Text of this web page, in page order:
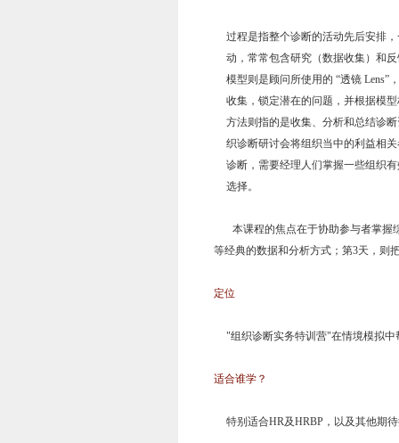
过程是指整个诊断的活动先后安排
动，常常包含研究（数据收集）和
模型则是顾问所使用的 “透镜
收集，锁定潜在的问题，并根据模
方法则指的是收集、分析和总结诊
织诊断研讨会将组织当中的利益相
诊断，需要经理人们掌握一些组织
选择。
本课程的焦点在于协助参与者掌握
等经典的数据和分析方式；第3天，则
定位
"组织诊断实务特训营"在情境模拟
适合谁学？
特别适合HR及HRBP，以及其他期